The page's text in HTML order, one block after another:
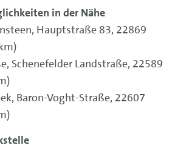
in der Nähe
Hauptstraße 83, 22869
Schenefelder Landstraße, 22589
Baron-Voght-Straße, 22607